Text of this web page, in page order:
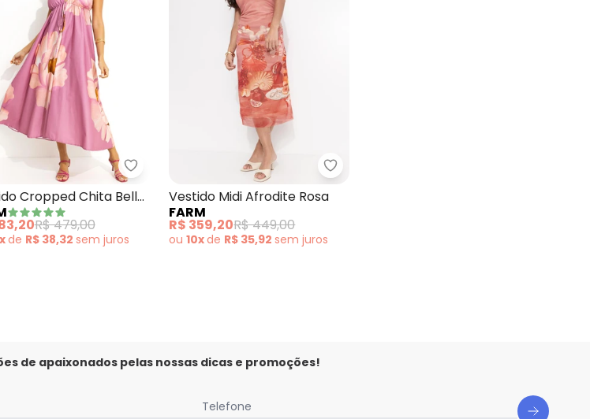
Cropped Festa de Concha RosaFarm - Vestido Cropped Chita Bella Flor Rosa
Cropped Chita Bella
R$ 479,00
de R$ 38,32 sem juros
Farm - Vestido Midi Afrodite Rosa
Vestido Midi Afrodite Rosa
FARM
R$ 359,20R$ 449,00
ou10xde R$ 35,92semjuros
de apaixonados pelas nossas dicas e promoções!
Telefone